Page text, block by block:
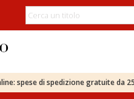
spese di spedizione gratuite da